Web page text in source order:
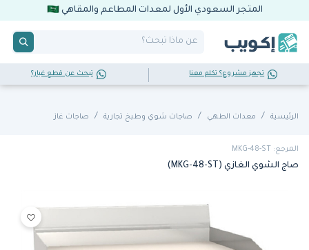
المتجر السعودي الأول لمعدات المطاعم والمقاهي
تجهز مشروع؟ تكلم معنا تبحث عن قطع غيار؟
الرئيسية معدات الطهي صاجات شوي وطبخ تجارية صاجات غاز
المرجع: MKG-48-ST
صاج الشوي الغازي (MKG-48-ST)